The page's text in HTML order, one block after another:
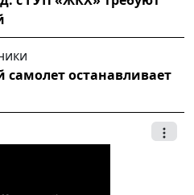
останавливает